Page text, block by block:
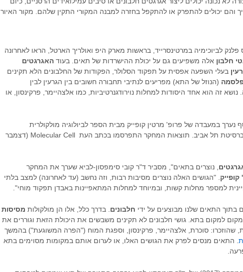
והם יכולים להתפרק או להתקפל בחזרה למבנה המקורי התקין שלהם. מקור האיור
לביוכימיה במרטינסרייד, בראשות מארק היפ ואולריך הארטל, הראו לאחרונה
חלבון אלה משפיעים גם על יכולת ההישרדות של תאים. בעוד האגרגטים
בעלי השפעה אפסית על תפקוד הסלולר, הפקודות של החלבונים הלא תקינים
(הנוזל של התא) מפריעים לנתיבי תחבורה חשובים בין הגרעין לבין
זה הוא אחד היסודות למחלות נוירודגנרטיביות, כמו אלצהיימר, פרקינסון, או
נערך במעבדה של פרופ' מרטין קופייק מבית הספר לביולוגיה מולקולרית
וביוטכנולוגיה באוניברסיטת תל אביב. תוצאות המחקר התפרסמו בכתב העת Molecular Cell (דצמבר
, נוצרים בתאים", מסביר ד"ר קובי סימפסון-לביא שערך את המחקר
קופייק . "הגושים האלה נוצרים מסיבות רבות, וזה נחשב (עד לאחרונה) למצב בלתי
למספר מחלות קשות, ובמיוחד למחלות המתאפיינות באבדן תפקוד מוחי".
בתוך התאים שלנו מבוצעים על ידי חלבונים. בדרך כלל, אלו הן מולקולות מסיסות
למקום בתא. גושי חלבונים לא תקינים משבשים את היכולת הזאת וגוררים את
שהוזכרו: סוכרת, אלצהיימר, פרקינסון, וספגת המוח ("הפרה המשוגעת") בהמשך
. התאים מנסים לפרק את הגושים האלו, או לערום אותם במקומות מסוימים בתא